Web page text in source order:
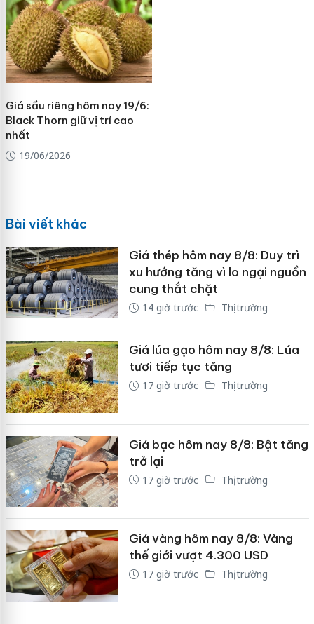
Giá sầu riêng hôm nay 19/6:
Black Thorn giữ vị trí cao
nhất
19/06/2026
Bài viết khác
Giá thép hôm nay 8/8: Duy trì
xu hướng tăng vì lo ngại nguồn
cung thắt chặt
14 giờ trước Thị trường
Giá lúa gạo hôm nay 8/8: Lúa
tươi tiếp tục tăng
17 giờ trước Thị trường
Giá bạc hôm nay 8/8: Bật tăng
trở lại
17 giờ trước Thị trường
Giá vàng hôm nay 8/8: Vàng
thế giới vượt 4.300 USD
17 giờ trước Thị trường